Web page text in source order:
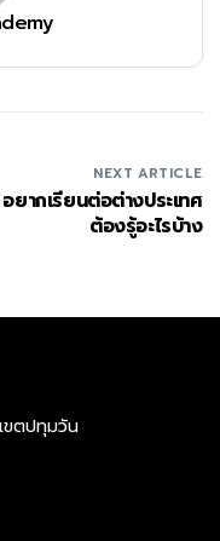
NEXT ARTICLE
อยากเรียนต่อต่างประเทศ
ต้องรู้อะไรบ้าง
ขตปทุมวัน